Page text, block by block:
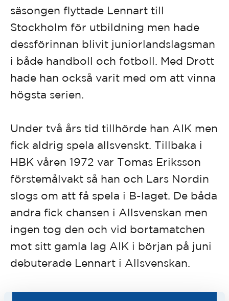
säsongen flyttade Lennart till
Stockholm för utbildning men hade
dessförinnan blivit juniorlandslagsman
i både handboll och fotboll. Med Drott
hade han också varit med om att vinna
högsta serien.
Under två års tid tillhörde han AIK men
fick aldrig spela allsvenskt. Tillbaka i
HBK våren 1972 var Tomas Eriksson
förstemålvakt så han och Lars Nordin
slogs om att få spela i B-laget. De båda
andra fick chansen i Allsvenskan men
ingen tog den och vid bortamatchen
mot sitt gamla lag AIK i början på juni
debuterade Lennart i Allsvenskan.